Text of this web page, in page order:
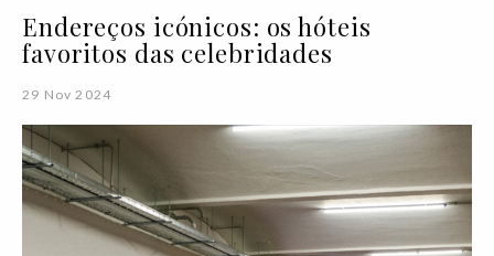
Endereços icónicos: os hóteis
favoritos das celebridades
29 Nov 2024